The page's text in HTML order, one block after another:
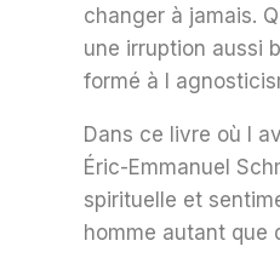
changer à jamais.
une irruption aussi
formé à l
Dans ce livre où l
Éric-Emmanuel
spirituelle et
homme autant que